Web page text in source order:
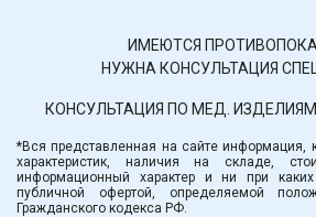
ИМЕЮТСЯ
НУЖНА КОНСУЛЬТАЦИЯ
КОНСУЛЬТАЦИЯ ПО МЕД.
*Вся представленная на сайте информация,
характеристик, наличия на складе,
информационный характер и ни при
публичной офертой, определяемой
Гражданского кодекса РФ.